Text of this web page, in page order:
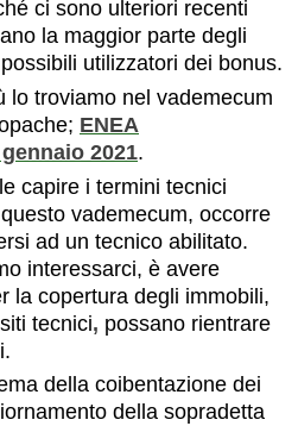
ci sono ulteriori recenti
la maggior parte degli
utilizzatori dei bonus.
lo troviamo nel vademecum
ENEA
2021.
capire i termini tecnici
vademecum, occorre
ad un tecnico abilitato.
interessarci, è avere
la copertura degli immobili,
tecnici, possano rientrare
della coibentazione dei
della sopradetta